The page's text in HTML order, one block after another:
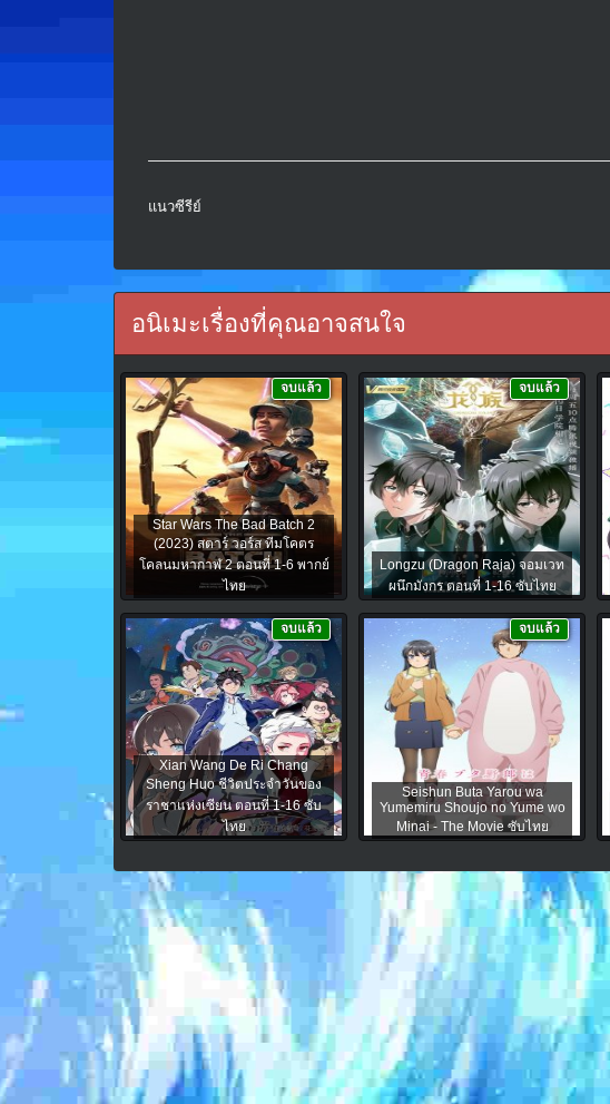
แนวซีรีย์
อนิเมะเรื่องที่คุณอาจสนใจ
Star Wars The Bad Batch 2
(2023) สตาร์ วอร์ส ทีมโคตร
โคลนมหากาฬ 2 ตอนที่ 1-6 พากย์
ไทย
จบแล้ว
Longzu (Dragon Raja) จอมเวท
ผนึกมังกร ตอนที่ 1-16 ซับไทย
จบแล้ว
Xian Wang De Ri Chang
Sheng Huo ชีวิตประจำวันของ
ราชาแห่งเซียน ตอนที่ 1-16 ซับ
ไทย
จบแล้ว
Seishun Buta Yarou wa
Yumemiru Shoujo no Yume wo
Minai - The Movie ซับไทย
จบแล้ว